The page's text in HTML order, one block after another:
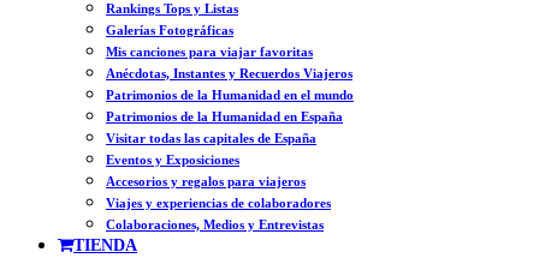
Rankings Tops y Listas
Galerías Fotográficas
Mis canciones para viajar favoritas
Anécdotas, Instantes y Recuerdos Viajeros
Patrimonios de la Humanidad en el mundo
Patrimonios de la Humanidad en España
Visitar todas las capitales de España
Eventos y Exposiciones
Accesorios y regalos para viajeros
Viajes y experiencias de colaboradores
Colaboraciones, Medios y Entrevistas
TIENDA